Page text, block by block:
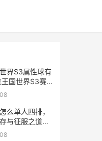
界S3属性球有
国世界S3赛
么单人四排，
与征服之道副
挑战团队战场